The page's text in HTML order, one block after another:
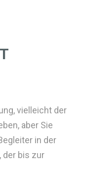
vielleicht der
aber Sie
in der
der bis zur